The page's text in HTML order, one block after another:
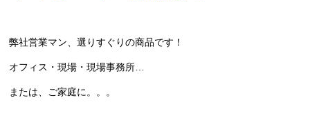
弊社営業マン、選りすぐりの商品です！
オフィス・現場・現場事務所…
または、ご家庭に。。。